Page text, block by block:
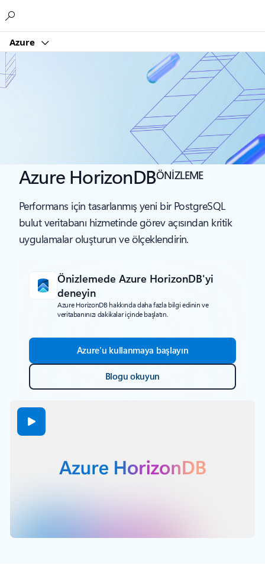
Azure
Azure HorizonDBÖNİZLEME
Performans için tasarlanmış yeni bir PostgreSQL
bulut veritabanı hizmetinde görev açısından kritik
uygulamalar oluşturun ve ölçeklendirin.
Önizlemede Azure HorizonDB'yi
deneyin
Azure HorizonDB hakkında daha fazla bilgi edinin ve
veritabanınızı dakikalar içinde başlatın.
Azure’u kullanmaya başlayın
Blogu okuyun